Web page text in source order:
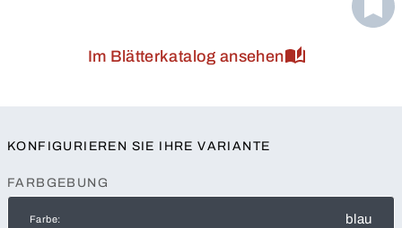
Im Blätterkatalog ansehen
KONFIGURIEREN SIE IHRE VARIANTE
FARBGEBUNG
Farbe: blau